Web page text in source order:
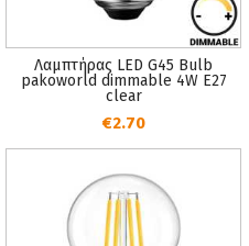
Λαμπτήρας LED G45 Bulb
pakoworld dimmable 4W E27
clear
€2.70